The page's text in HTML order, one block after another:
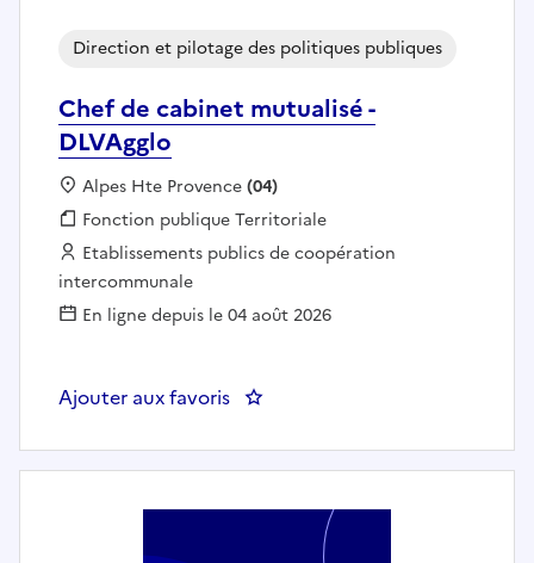
Chef de cabinet mutualisé -
DLVAgglo
Direction et pilotage des politiques publiques
Localisation :
Alpes Hte Provence(04)
Fonction publique :
Fonction publique Territoriale
Employeur :
Etablissements publics de coopération
intercommunale
En ligne depuis le 04 août 2026
Ajouter aux favoris : Chef de cabinet mutualisé -